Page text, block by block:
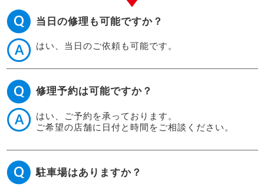
当日の修理も可能ですか？
はい、当日のご依頼も可能です。
修理予約は可能ですか？
はい、ご予約を承っております。
ご希望の店舗に日付と時間をご相談ください。
駐車場はありますか？